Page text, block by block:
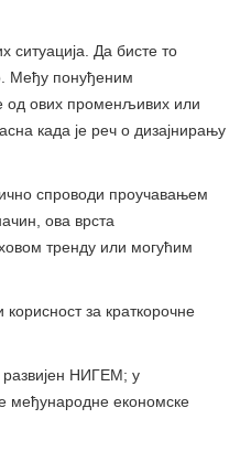
ситуација. Да бисте то
Међу понуђеним
од ових променљивих или
када је реч о дизајнирању
спроводи проучавањем
ова врста
тренду или могућим
за краткорочне
развијен НИГЕМ; у
међународне економске